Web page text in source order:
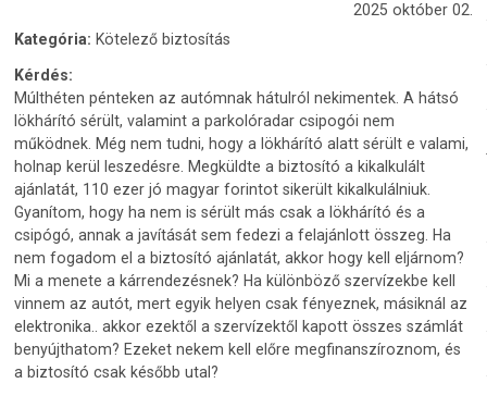
2025 október 02.
Kategória: Kötelező biztosítás
Kérdés:
Múlthéten pénteken az autómnak hátulról nekimentek. A hátsó
lökhárító sérült, valamint a parkolóradar csipogói nem
működnek. Még nem tudni, hogy a lökhárító alatt sérült e valami,
holnap kerül leszedésre. Megküldte a biztosító a kikalkulált
ajánlatát, 110 ezer jó magyar forintot sikerült kikalkulálniuk.
Gyanítom, hogy ha nem is sérült más csak a lökhárító és a
csipógó, annak a javítását sem fedezi a felajánlott összeg. Ha
nem fogadom el a biztosító ajánlatát, akkor hogy kell eljárnom?
Mi a menete a kárrendezésnek? Ha különböző szervízekbe kell
vinnem az autót, mert egyik helyen csak fényeznek, másiknál az
elektronika.. akkor ezektől a szervízektől kapott összes számlát
benyújthatom? Ezeket nekem kell előre megfinanszíroznom, és
a biztosító csak később utal?